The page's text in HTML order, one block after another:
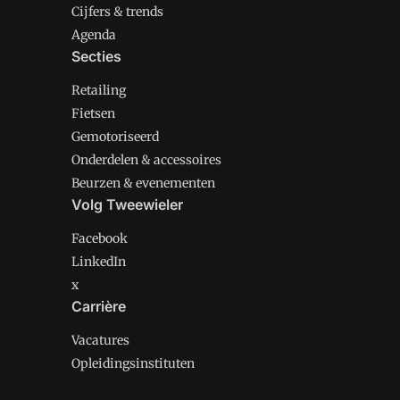
Cijfers & trends
Agenda
Secties
Retailing
Fietsen
Gemotoriseerd
Onderdelen & accessoires
Beurzen & evenementen
Volg Tweewieler
Facebook
LinkedIn
x
Carrière
Vacatures
Opleidingsinstituten